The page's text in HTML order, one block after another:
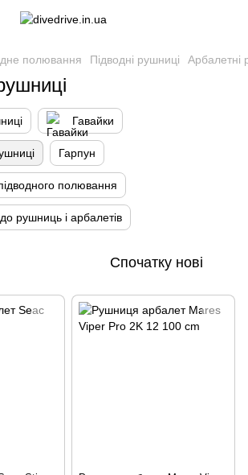
полювання Підводні рушниці Арбалетні
Гавайки
Гарпун
полювання
рушниць і арбалетів
Спочатку нові